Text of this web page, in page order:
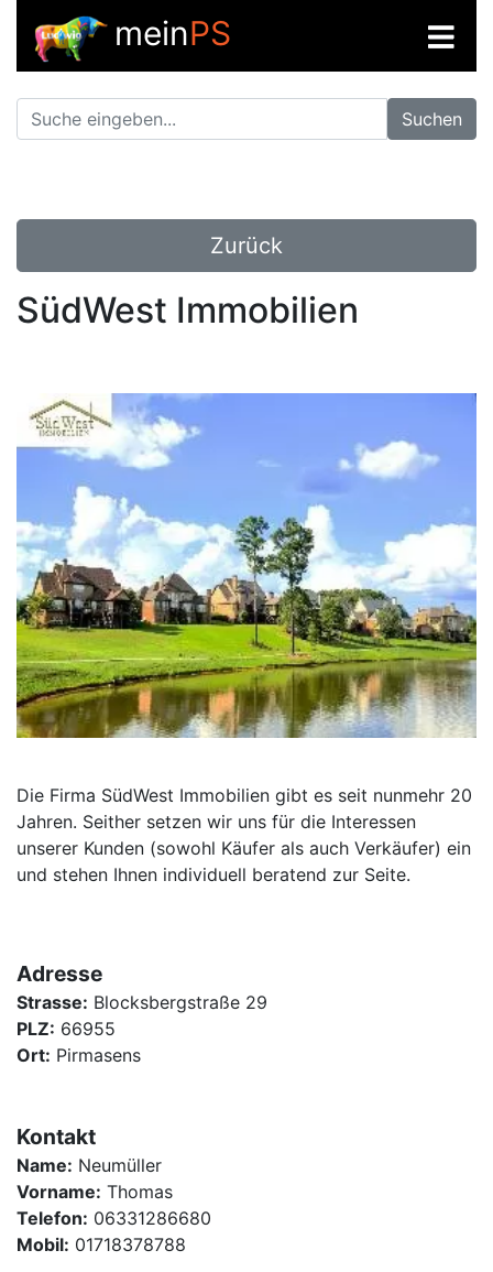
meinPS
Suchen
Zurück
SüdWest Immobilien
Die Firma SüdWest Immobilien gibt es seit nunmehr 20
Jahren. Seither setzen wir uns für die Interessen
unserer Kunden (sowohl Käufer als auch Verkäufer) ein
und stehen Ihnen individuell beratend zur Seite.
Adresse
Strasse: Blocksbergstraße 29
PLZ: 66955
Ort: Pirmasens
Kontakt
Name: Neumüller
Vorname: Thomas
Telefon: 06331286680
Mobil: 01718378788